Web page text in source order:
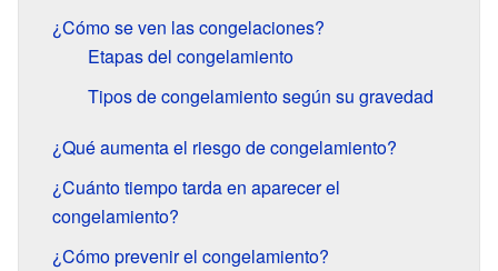
¿Cómo se ven las congelaciones?
Etapas del congelamiento
Tipos de congelamiento según su gravedad
¿Qué aumenta el riesgo de congelamiento?
¿Cuánto tiempo tarda en aparecer el
congelamiento?
¿Cómo prevenir el congelamiento?